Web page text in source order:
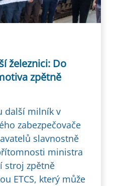
železnici: Do
zpětně
další milník v
zabezpečovače
slavnostně
ministra
stroj zpětně
ETCS, který může